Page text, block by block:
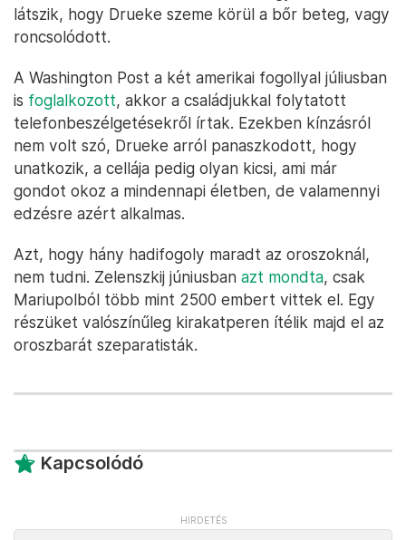
A 104 napig fogságban tartott amerikaiak egyelőre
Washington Post írthosszabb cikket, ebben az áll,
hogy nem tisztázott, kínozták-e őket, de
mindenképpen vannak fizikai sérülésre utaló jelek.
A két férfi márhazaérkezett, Alexander Drueke
nagynénje azt nyilatkozta, unokaöccse nem osztott
meg részleteket a családjával, de vannak „apró,
apró, apró egészségi dolgok”, Drueke lefogyott,
emellett mindkét férfi dehidratált. Egy fotón az
látszik, hogy Drueke szeme körül a bőr beteg, vagy
roncsolódott.
A Washington Post a két amerikai fogollyal júliusban
isfoglalkozott, akkor a családjukkal folytatott
nem volt szó, Drueke arról panaszkodott, hogy
edzésre azért alkalmas.
nem tudni. Zelenszkij júniusbanazt mondta, csak